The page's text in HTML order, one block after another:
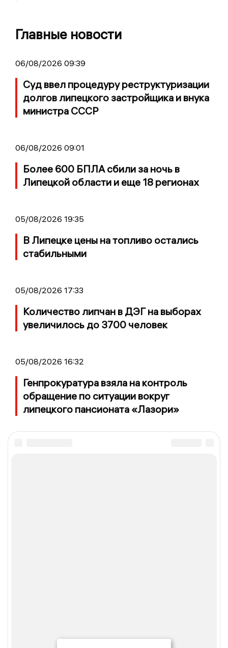
Главные новости
06/08/2026 09:39
Суд ввел процедуру реструктуризации
долгов липецкого застройщика и внука
министра СССР
06/08/2026 09:01
Более 600 БПЛА сбили за ночь в
Липецкой области и еще 18 регионах
05/08/2026 19:35
В Липецке цены на топливо остались
стабильными
05/08/2026 17:33
Количество липчан в ДЭГ на выборах
увеличилось до 3700 человек
05/08/2026 16:32
Генпрокуратура взяла на контроль
обращение по ситуации вокруг
липецкого пансионата «Лазори»